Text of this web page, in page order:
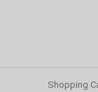
Shopping